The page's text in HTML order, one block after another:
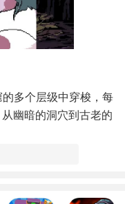
多个层级中穿梭，每
幽暗的洞穴到古老的
人，玩家可以收集资